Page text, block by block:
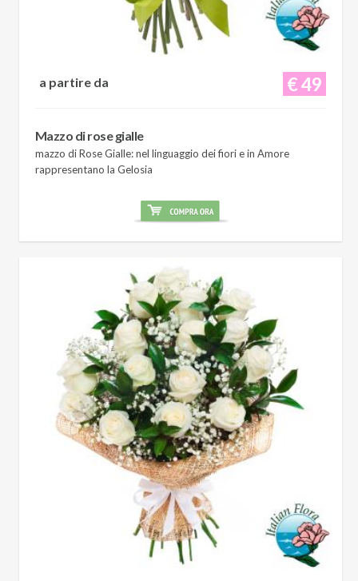
€ 49
a partire da
Mazzo di rose gialle
mazzo di Rose Gialle: nel linguaggio dei fiori e in Amore
rappresentano la Gelosia